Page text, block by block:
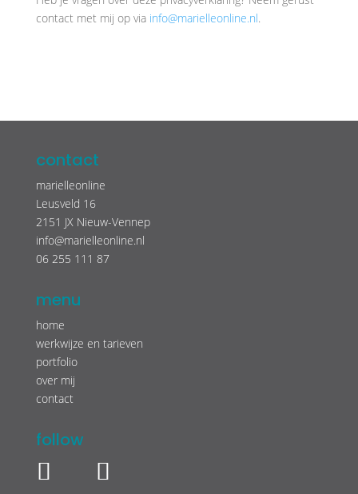
contact met mij op via info@marielleonline.nl.
contact
marielleonline
Leusveld 16
2151 JX Nieuw-Vennep
info@marielleonline.nl
06 255 111 87
menu
home
werkwijze en tarieven
portfolio
over mij
contact
follow